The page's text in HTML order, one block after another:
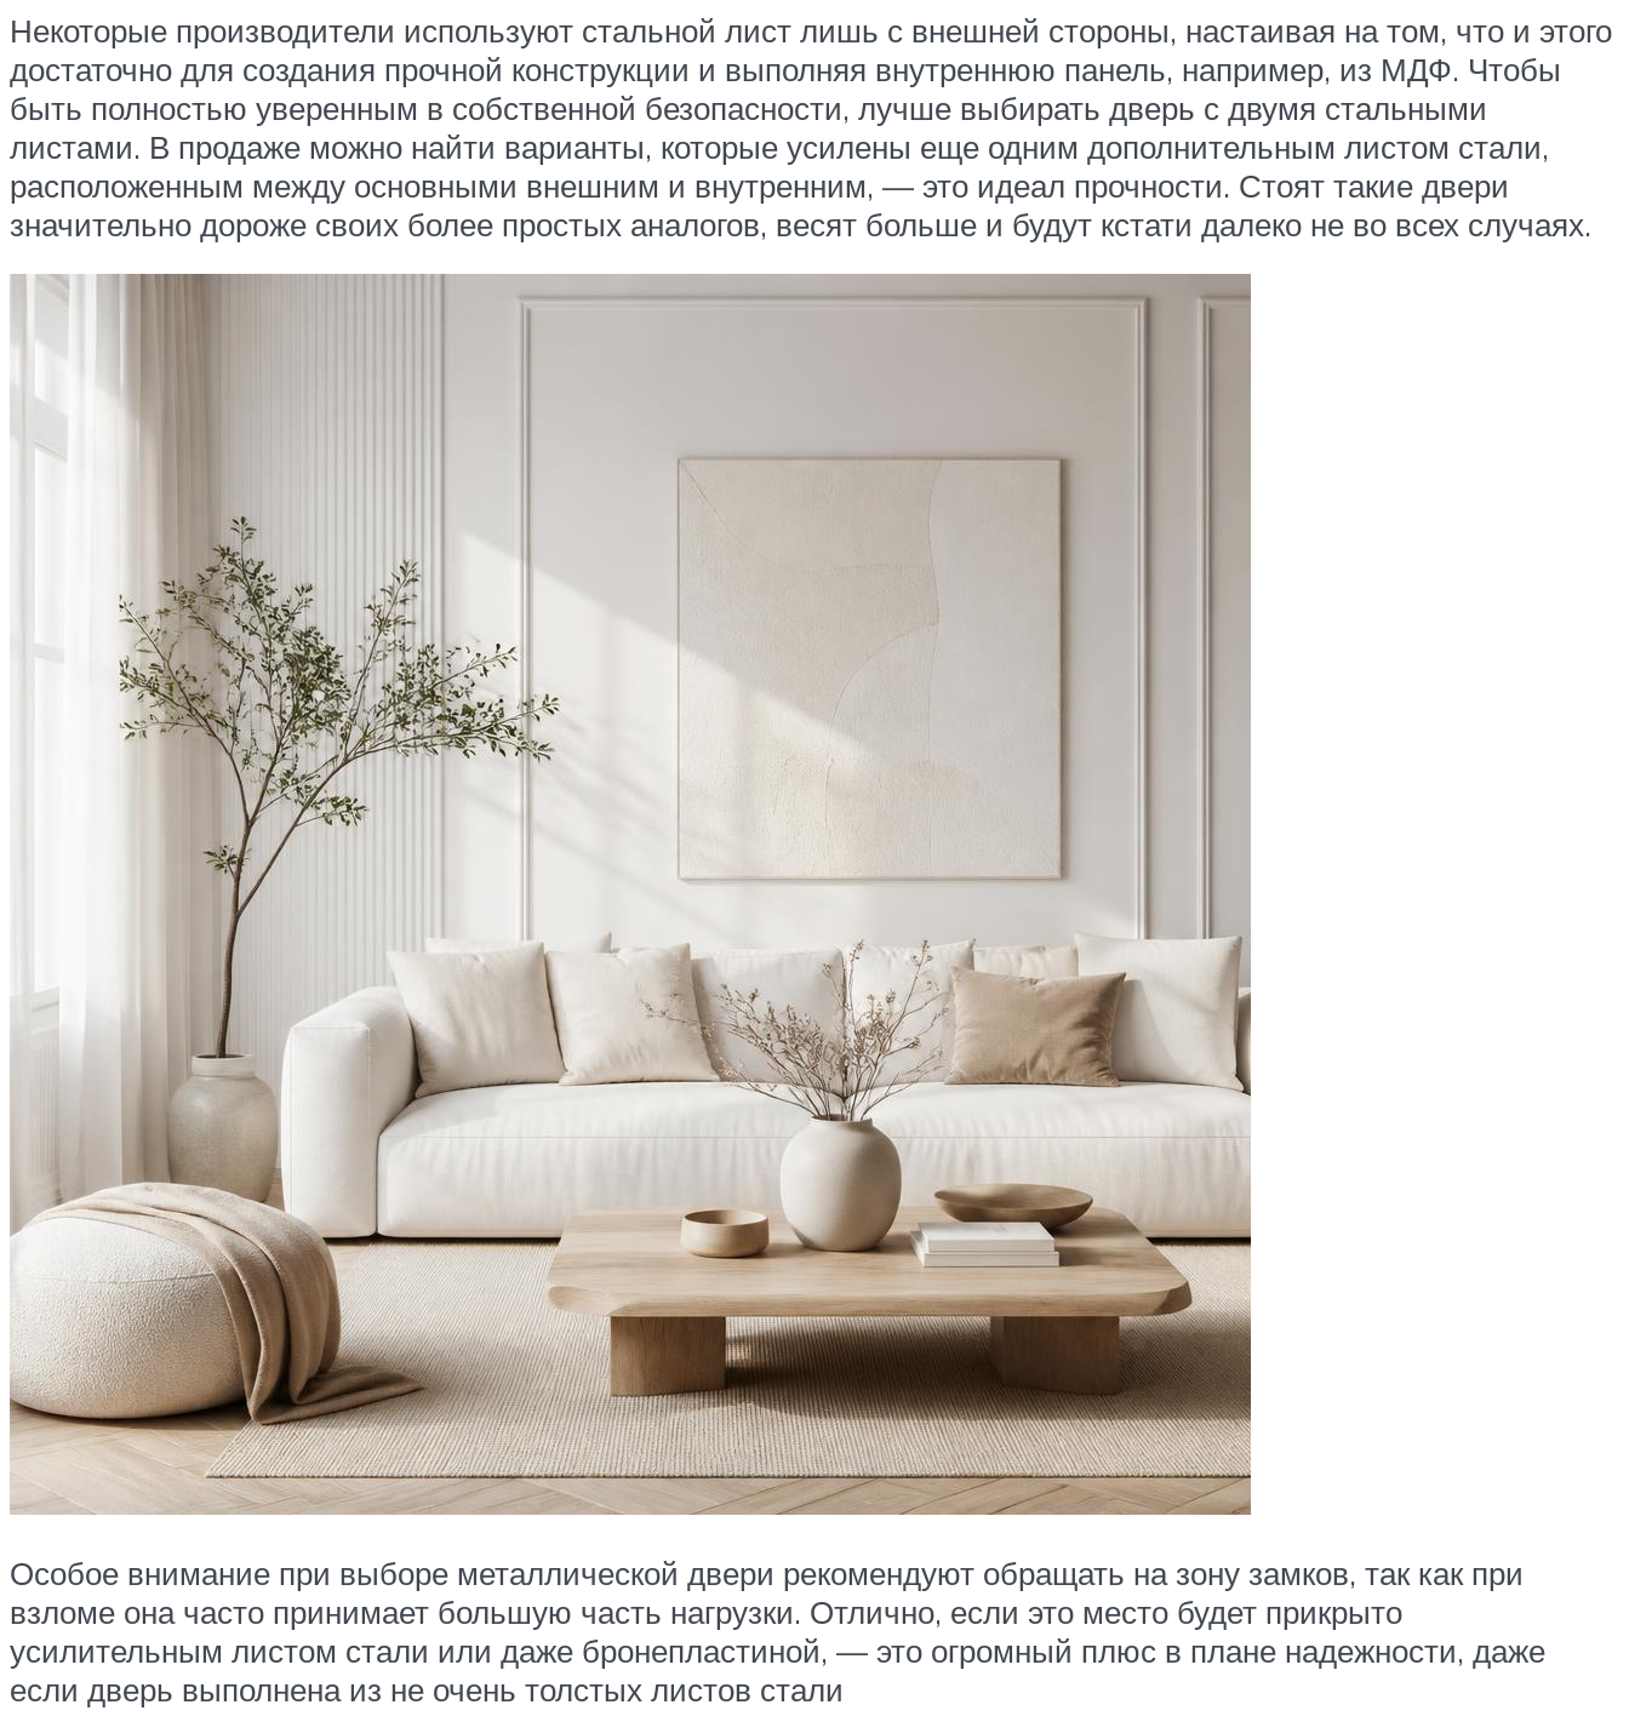
Некоторые производители используют стальной лист лишь с внешней стороны, настаивая на том, что и этого
достаточно для создания прочной конструкции и выполняя внутреннюю панель, например, из МДФ. Чтобы
быть полностью уверенным в собственной безопасности, лучше выбирать дверь с двумя стальными
листами. В продаже можно найти варианты, которые усилены еще одним дополнительным листом стали,
расположенным между основными внешним и внутренним, — это идеал прочности. Стоят такие двери
значительно дороже своих более простых аналогов, весят больше и будут кстати далеко не во всех случаях.
Особое внимание при выборе металлической двери рекомендуют обращать на зону замков, так как при
взломе она часто принимает большую часть нагрузки. Отлично, если это место будет прикрыто
усилительным листом стали или даже бронепластиной, — это огромный плюс в плане надежности, даже
если дверь выполнена из не очень толстых листов стали